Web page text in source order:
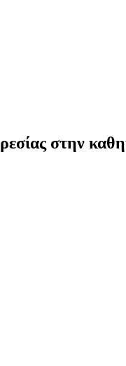
στην